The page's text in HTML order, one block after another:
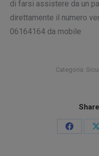
di farsi assistere da un
direttamente il numero
06164164 da mobile
Categoria: